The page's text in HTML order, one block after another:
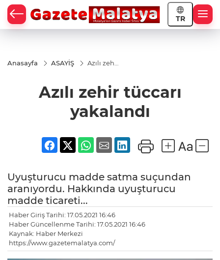
TR
Anasayfa ASAYİŞ
Azılı zehir
Azılı zehir tüccarı
yakalandı
Uyuşturucu madde satma suçundan
aranıyordu. Hakkında uyuşturucu
madde ticareti...
Haber Giriş Tarihi: 17.05.2021 16:46
Haber Güncellenme Tarihi: 17.05.2021 16:46
Kaynak: Haber Merkezi
https://www.gazetemalatya.com/